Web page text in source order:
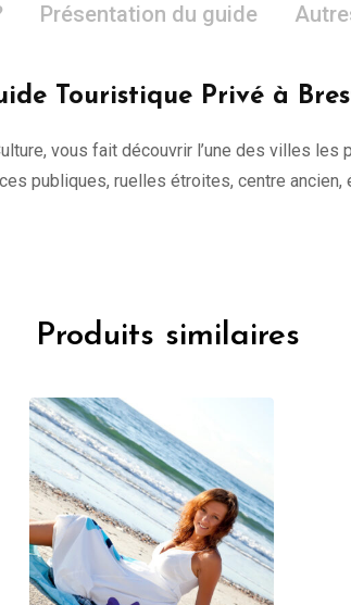
Présentation du guide
Touristique Privé à
vous fait découvrir l’une des villes les
publiques, ruelles étroites, centre
Produits similaires